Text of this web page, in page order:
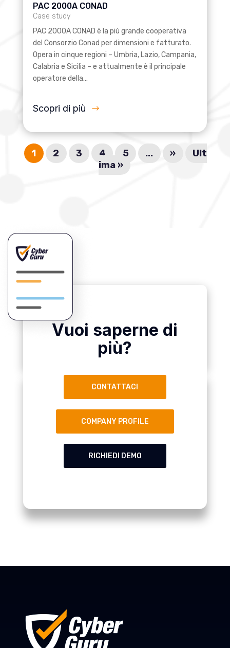
PAC 2000A CONAD
Case study
PAC 2000A CONAD è la più grande cooperativa
del Consorzio Conad per dimensioni e fatturato.
Opera in cinque regioni – Umbria, Lazio, Campania,
Calabria e Sicilia – e attualmente è il principale
operatore della…
Scopri di più
1 2 3 4 5 ... »
Ult
ima »
Vuoi saperne di
più?
CONTATTACI
COMPANY PROFILE
RICHIEDI DEMO